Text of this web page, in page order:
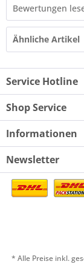
Bewertungen
Ähnliche Artikel
Service Hotline
Shop Service
Informationen
Newsletter
* Alle Preise inkl.